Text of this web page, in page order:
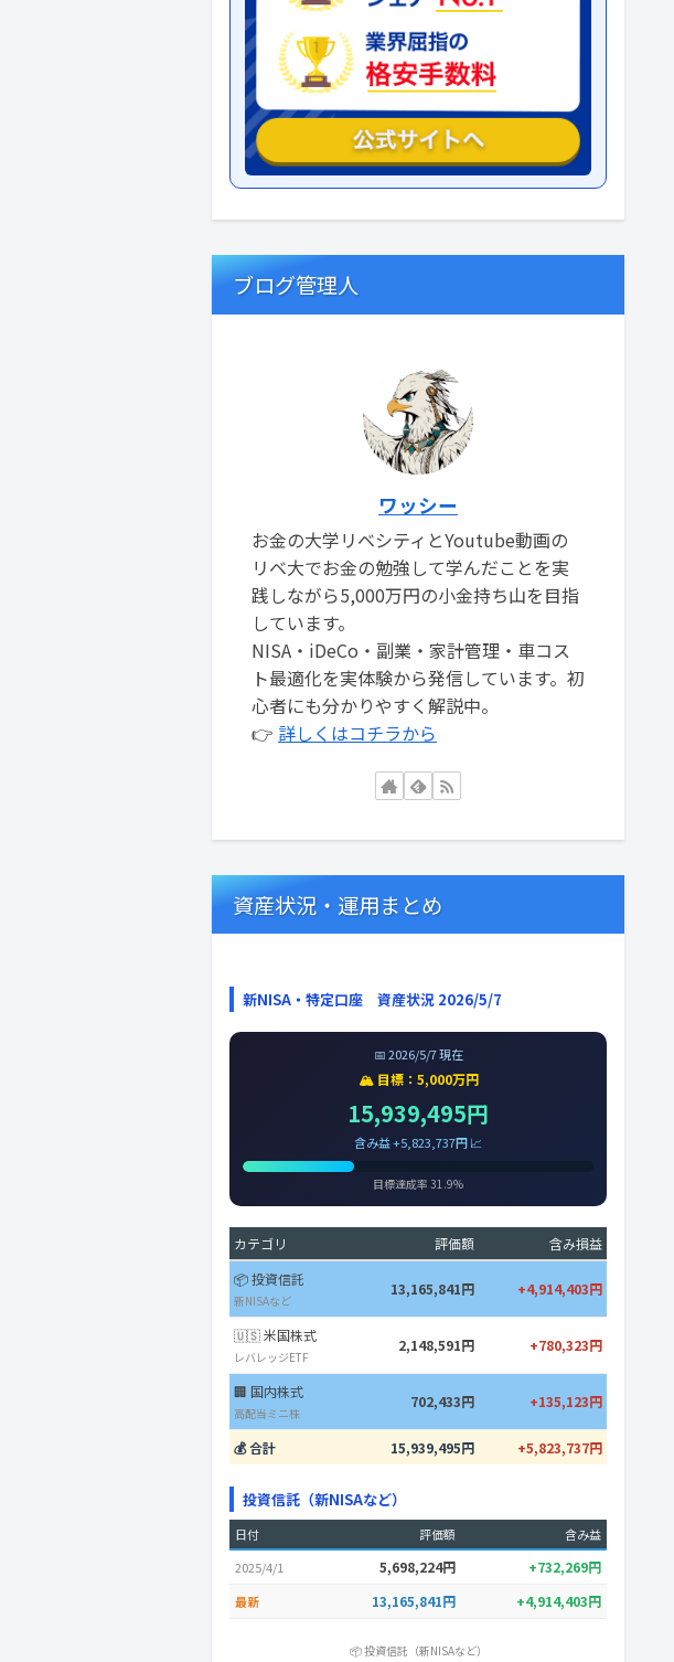
ブログ管理人
ワッシー
お金の大学リベシティとYoutube動画の
リベ大でお金の勉強して学んだことを実
践しながら5,000万円の小金持ち山を目指
しています。
NISA・iDeCo・副業・家計管理・車コス
ト最適化を実体験から発信しています。初
心者にも分かりやすく解説中。
👉 詳しくはコチラから
資産状況・運用まとめ
新NISA・特定口座 資産状況 2026/5/7
📅 2026/5/7 現在
🏔️ 目標：5,000万円
15,939,495円
含み益 +5,823,737円 📈
目標達成率 31.9%
カテゴリ 評価額
含み損益
📦 投資信託
新NISAなど
13,165,841円 +4,914,403円
🇺🇸 米国株式
レバレッジETF
2,148,591円 +780,323円
🏢 国内株式
高配当ミニ株
702,433円 +135,123円
💰 合計 15,939,495円 +5,823,737円
投資信託（新NISAなど）
日付 評価額
含み益
2025/4/1
5,698,224円 +732,269円
最新 13,165,841円 +4,914,403円
📦 投資信託（新NISAなど）